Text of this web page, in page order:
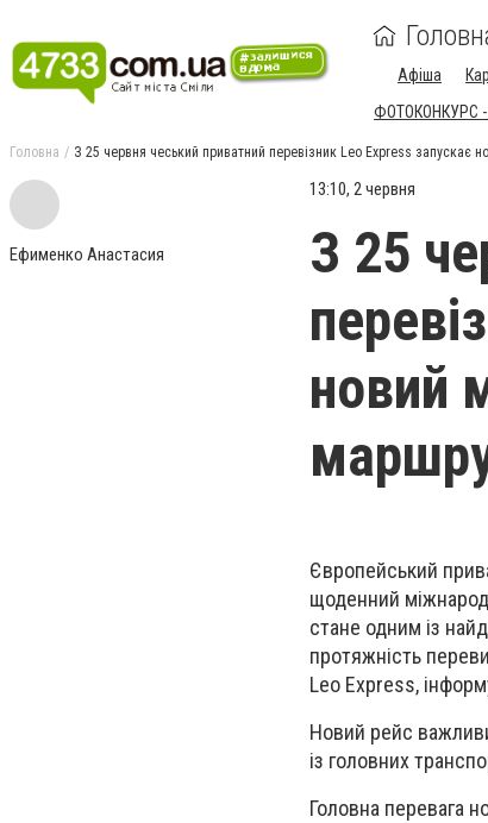
Афіша
ФОТОКОНКУРС
Головна З 25 червня чеський приватний перевізник Leo Express
Ефименко Анастасия
13:10, 2 червня
З 25
новий
Європейський
щоденний
стане одним із
протяжність
Leo Express,
Новий рейс
із головних
Головна перевага